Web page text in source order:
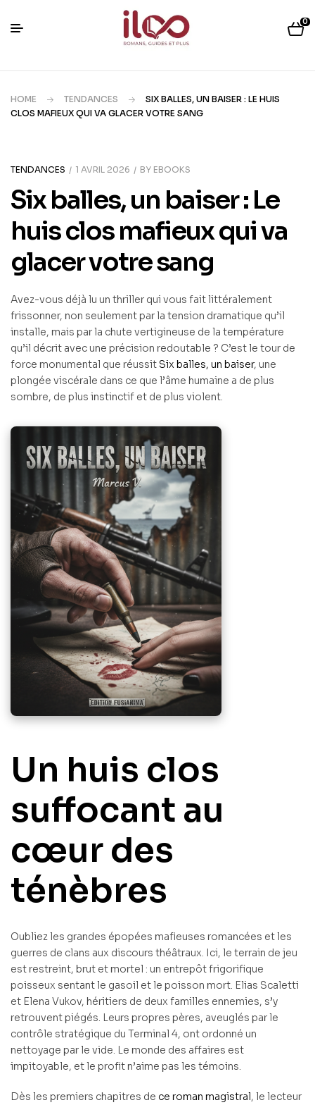
0
HOME TENDANCES
SIX BALLES, UN BAISER : LE HUIS
CLOS MAFIEUX QUI VA GLACER VOTRE SANG
TENDANCES 1 AVRIL 2026 BY EBOOKS
Six balles, un baiser : Le
huis clos mafieux qui va
glacer votre sang
Avez-vous déjà lu un thriller qui vous fait littéralement
frissonner, non seulement par la tension dramatique qu’il
installe, mais par la chute vertigineuse de la température
qu’il décrit avec une précision redoutable ? C’est le tour de
force monumental que réussit Six balles, un baiser, une
plongée viscérale dans ce que l’âme humaine a de plus
sombre, de plus instinctif et de plus violent.
Un huis clos
suffocant au
cœur des
ténèbres
Oubliez les grandes épopées mafieuses romancées et les
guerres de clans aux discours théâtraux. Ici, le terrain de jeu
est restreint, brut et mortel : un entrepôt frigorifique
poisseux sentant le gasoil et le poisson mort. Elias Scaletti
et Elena Vukov, héritiers de deux familles ennemies, s’y
retrouvent piégés. Leurs propres pères, aveuglés par le
contrôle stratégique du Terminal 4, ont ordonné un
nettoyage par le vide. Le monde des affaires est
impitoyable, et le profit n’aime pas les témoins.
Dès les premiers chapitres de ce roman magistral, le lecteur